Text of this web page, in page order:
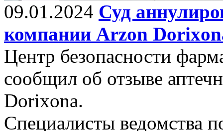
09.01.2024 Суд
компании Arzon
Центр безопасности
сообщил об отзыве
Dorixona.
Специалисты ведомства